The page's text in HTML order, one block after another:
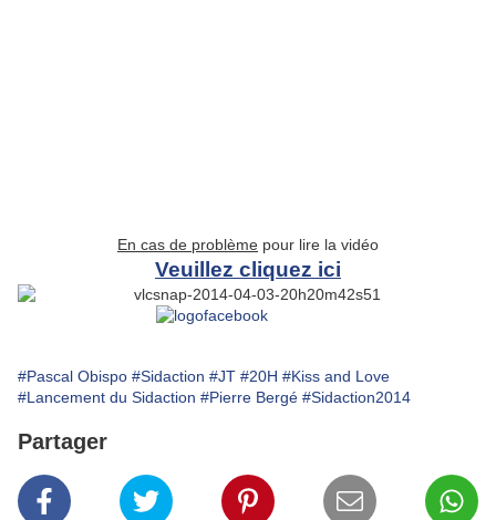
En cas de problème pour lire la vidéo
Veuillez cliquez ici
#Pascal Obispo #Sidaction #JT #20H #Kiss and Love
#Lancement du Sidaction #Pierre Bergé #Sidaction2014
Partager